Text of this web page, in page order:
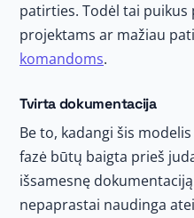
patirties. Todėl tai puikus
projektams ar mažiau
komandoms.
Tvirta dokumentacija
Be to, kadangi šis
fazė būtų baigta prieš
išsamesnę
nepaprastai naudinga